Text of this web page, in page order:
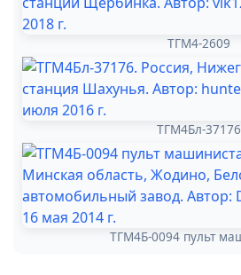
ТГМ4-2609
ТГМ4Бл-37176
ТГМ4Б-0094 пульт